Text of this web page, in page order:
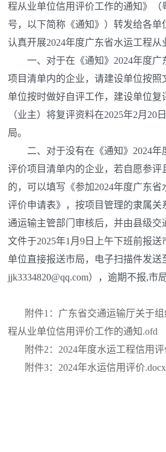
程从业单位信用评价工作的通知》（
号，以下简称《通知》）转发给各单
认真开展2024年度广东省水运工程从
一、对于在《通知》2024年度广
项目清单内的企业，请建设单位按照
单位按时做好自评工作，建设单位复
（业主）将复评资料在2025年2月20
局。
二、对于没有在《通知》2024年
评价项目清单内的企业，若自愿参评
的，可以填写《参加2024年度广东省
评价申请表》，按项目管理的隶属关
通运输主管部门审核后，并由县级交
文件于2025年1月9日上午下班前报
单位直接报送市局，电子扫描件发送
jjk3334820@qq.com），逾期不报,市
附件1：广东省交通运输厅关于
程从业单位信用评价工作的通知.ofd
附件2：2024年度水运工程信用
附件3：2024年水运信用评价.docx